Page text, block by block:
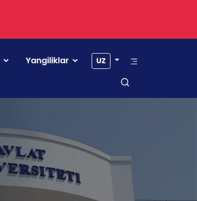
Yangiliklar UZ